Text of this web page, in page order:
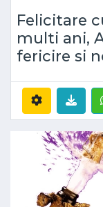
Felicitare
multi ani,
fericire si